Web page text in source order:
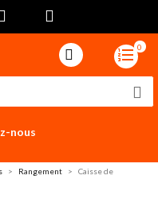
0
nous
Rangement
Caisse de